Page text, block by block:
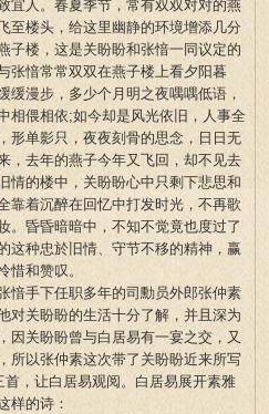
宜人。春夏季节，常有双双对对的燕
至楼头，给这里幽静的环境增添几分
子楼，这是关盼盼和张愔一同议定的
张愔常常双双在燕子楼上看夕阳暮
缓漫步，多少个月明之夜喁喁低语，
相偎相依;如今却是风光依旧，人事全
形单影只，夜夜刻骨的思念，日日无
，去年的燕子今年又飞回，却不见去
情的楼中，关盼盼心中只剩下悲思和
靠着沉醉在回忆中打发时光，不再歌
。昏昏暗暗中，不知不觉竟也度过了
这种忠於旧情、守节不移的精神，赢
惜和赞叹。
愔手下任职多年的司勳员外郎张仲素
对关盼盼的生活十分了解，并且深为
因关盼盼曾与白居易有一宴之交，又
所以张仲素这次带了关盼盼近来所写
首，让白居易观阅。白居易展开素雅
样的诗：